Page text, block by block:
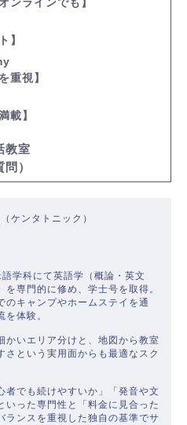
ンラインでも】
】
重視】
載】
教室
）
ケンタトニック）
学科にて英語学（概論・英文
専門的に修め、学士号を取得。
のキャンプやホームステイを通
体験。
かいエリア分けと、地図から教室
さという実用面からも最適なスク
者でも続けやすいか」「発音や文
いった専門性と「料金に見合った
ランスを重視した独自の基準でサ